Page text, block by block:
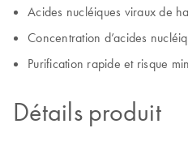
Acides nucléiques viraux de
Concentration d’acides
Purification rapide et risque
Détails produit